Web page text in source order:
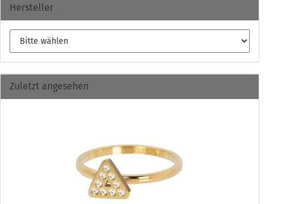
Hersteller
Zuletzt angesehen